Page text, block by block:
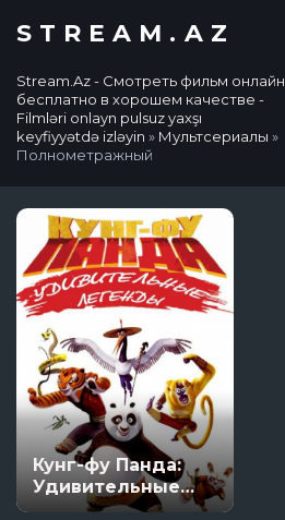
STREAM.AZ
Stream.Az - Смотреть фильм онлайн
бесплатно в хорошем качестве -
Filmləri onlayn pulsuz yaxşı
keyfiyyətdə izləyin » Мультсериалы »
Полнометражный
Кунг-фу Панда:
Удивительные
легенды